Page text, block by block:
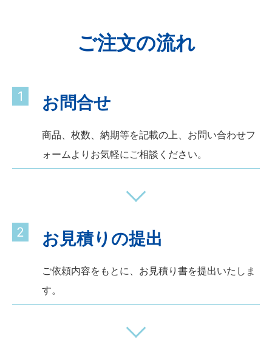
ご注文の流れ
1 お問合せ
商品、枚数、納期等を記載の上、お問い合わせフ
ォームよりお気軽にご相談ください。
2 お見積りの提出
ご依頼内容をもとに、お見積り書を提出いたしま
す。